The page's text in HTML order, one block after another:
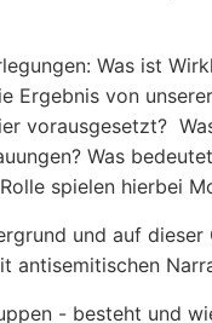
Was ist
Ergebnis von
vorausgesetzt?
Was
spielen hierbei
und auf
antisemitischen
- besteht und